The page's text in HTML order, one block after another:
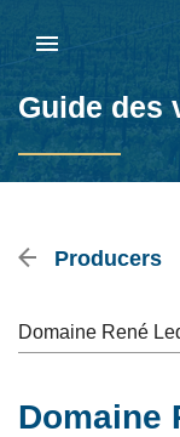
Guide des
Producers
Domaine René
Domaine